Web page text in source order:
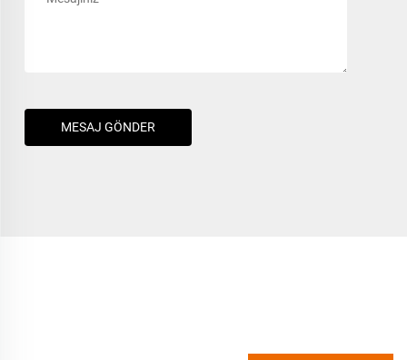
MESAJ GÖNDER